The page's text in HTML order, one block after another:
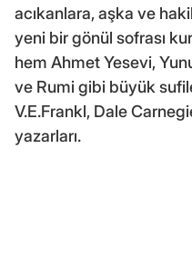
acıkanlara, aşka ve
yeni bir gönül sofrası
hem Ahmet Yesevi,
ve Rumi gibi büyük
V.E.Frankl, Dale
yazarları.